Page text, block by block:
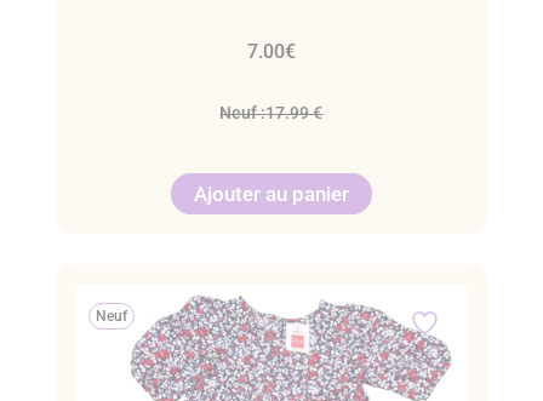
7.00€
Neuf :17.99 €
Ajouter au panier
Neuf